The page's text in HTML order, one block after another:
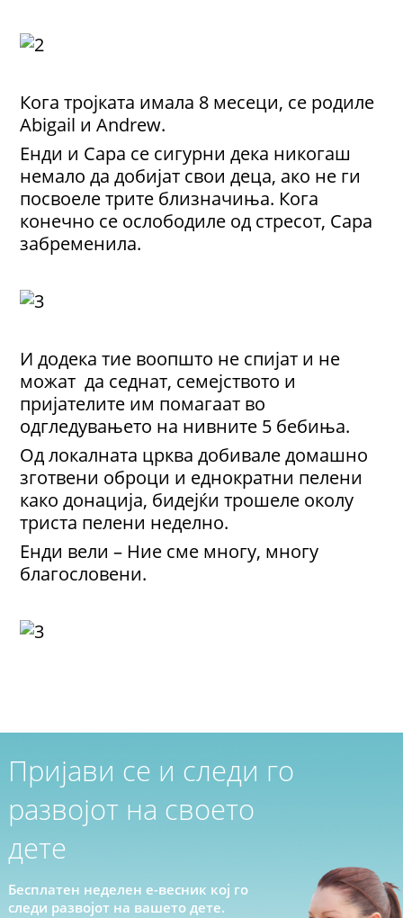
Кога тројката имала 8 месеци, се родиле
Abigail и Andrew.
Енди и Сара се сигурни дека никогаш
немало да добијат свои деца, ако не ги
посвоеле трите близначиња. Кога
конечно се ослободиле од стресот, Сара
забременила.
И додека тие воопшто не спијат и не
можат да седнат, семејството и
пријателите им помагаат во
одгледувањето на нивните 5 бебиња.
Од локалната црква добивале домашно
зготвени оброци и еднократни пелени
како донација, бидејќи трошеле околу
триста пелени неделно.
Енди вели – Ние сме многу, многу
благословени.
Пријави се и следи го
развојот на своето
дете
Бесплатен неделен е-весник кој го
следи развојот на вашето дете.